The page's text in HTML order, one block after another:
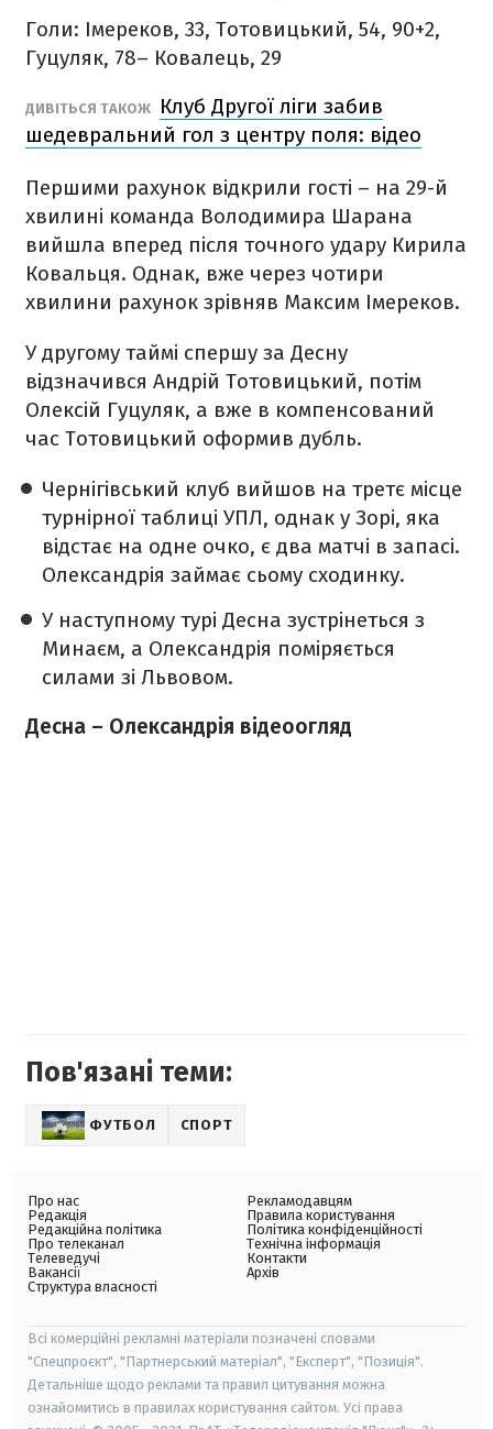
Голи: Імереков, 33, Тотовицький, 54, 90+2,
Гуцуляк, 78– Ковалець, 29
ДИВІТЬСЯ ТАКОЖ
Клуб Другої ліги забив
шедевральний гол з центру поля: відео
Першими рахунок відкрили гості – на 29-й
хвилині команда Володимира Шарана
вийшла вперед після точного удару Кирила
Ковальця. Однак, вже через чотири
хвилини рахунок зрівняв Максим Імереков.
У другому таймі спершу за Десну
відзначився Андрій Тотовицький, потім
Олексій Гуцуляк, а вже в компенсований
час Тотовицький оформив дубль.
Чернігівський клуб вийшов на третє місце
турнірної таблиці УПЛ, однак у Зорі, яка
відстає на одне очко, є два матчі в запасі.
Олександрія займає сьому сходинку.
У наступному турі Десна зустрінеться з
Минаєм, а Олександрія поміряється
силами зі Львовом.
Десна – Олександрія відеоогляд
Пов'язані теми:
ФУТБОЛ СПОРТ
Про нас
Редакція
Редакційна політика
Про телеканал
Телеведучі
Вакансії
Структура власності
Рекламодавцям
Правила користування
Політика конфіденційності
Технічна інформація
Контакти
Архів
Всі комерційні рекламні матеріали позначені словами
"Спецпроєкт", "Партнерський матеріал", "Експерт", "Позиція".
Детальніше щодо реклами та правил цитування можна
ознайомитись в правилах користування сайтом. Усі права